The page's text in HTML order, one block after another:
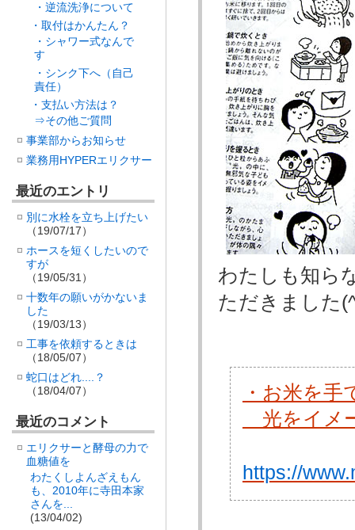
わたしも知ら
ただきました
・お米を
光をイメ
https://
・逆流洗浄について
・取付はかんたん？
・シャワー式なんで
す
・シンク下へ（自己
責任）
・支払い方法は？
⇒その他ご質問
事業部からお知らせ
業務用HYPERエリクサー
最近のエントリ
別に水栓を立ち上げたい
（19/07/17）
ホースを短くしたいので
すが
（19/05/31）
十数年の願いがかないま
した
（19/03/13）
工事を依頼するときは
（18/05/07）
蛇口はどれ....？
（18/04/07）
最近のコメント
エリクサーと酵母の力で
血糖値を
わたくしよんざえもん
も、2010年に寺田本家
さんを...
(13/04/02)